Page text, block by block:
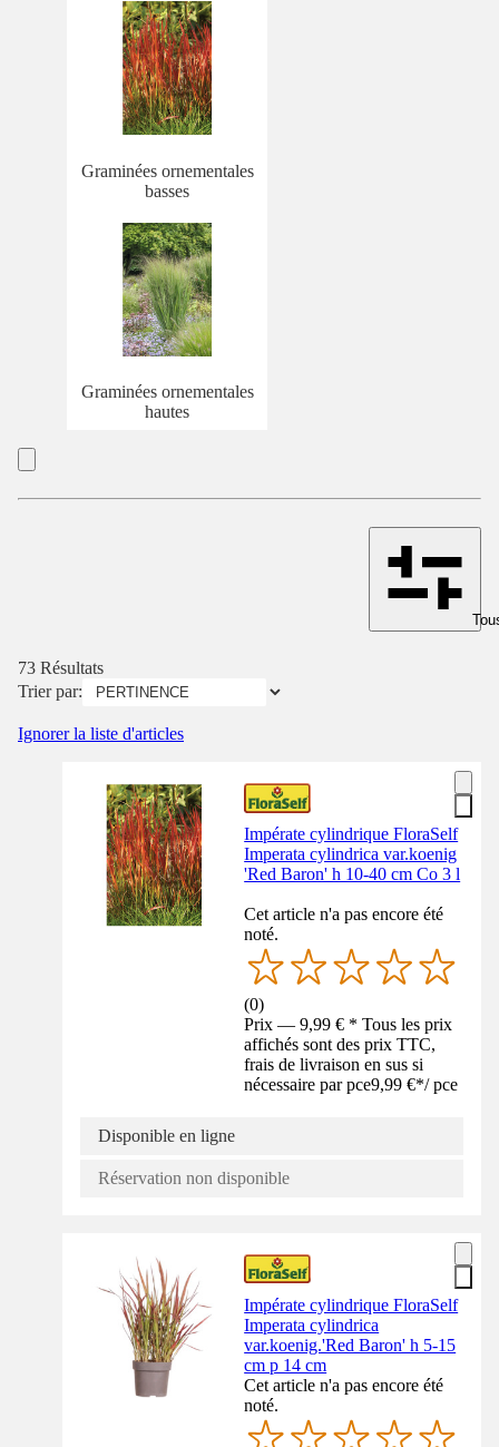
Graminées ornementales
basses
Graminées ornementales
hautes
73 Résultats
Trier par:
Ignorer la liste d'articles
Impérate cylindrique FloraSelf
Imperata cylindrica var.koenig
'Red Baron' h 10-40 cm Co 3 l
Cet article n'a pas encore été
noté.
(0)
Prix — 9,99 € * Tous les prix
affichés sont des prix TTC,
frais de livraison en sus si
nécessaire par pce9,99 €*/ pce
Disponible en ligne
Réservation non disponible
Impérate cylindrique FloraSelf
Imperata cylindrica
var.koenig.'Red Baron' h 5-15
cm p 14 cm
Cet article n'a pas encore été
noté.